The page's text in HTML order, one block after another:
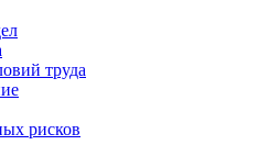
труда
рисков